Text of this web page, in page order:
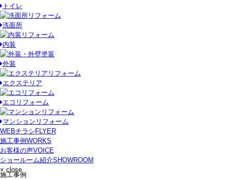
トイレ
洗面所
内装
外装
エクステリア
エコリフォーム
マンションリフォーム
WEBチラシ FLYER
施工事例 WORKS
お客様の声VOICE
ショールーム紹介SHOWROOM
× close
施工事例